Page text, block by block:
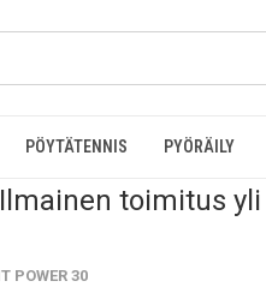
PÖYTÄTENNIS PYÖRÄILY
Ilmainen toimitus
POWER 30